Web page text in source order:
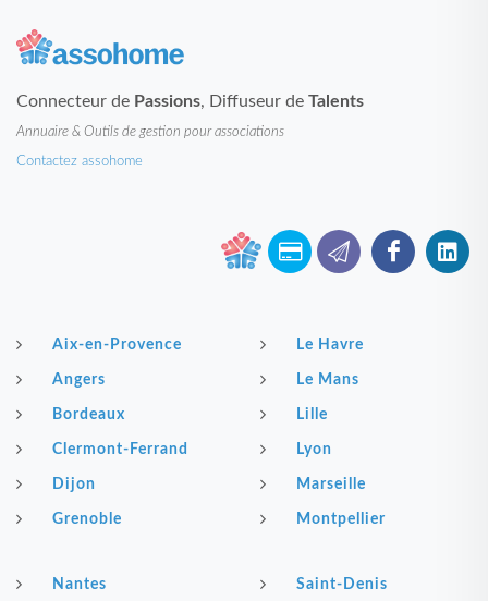
Connecteur de Passions, Diffuseur de Talents
Annuaire & Outils de gestion pour associations
Contactez assohome
Aix-en-Provence
Angers
Bordeaux
Clermont-Ferrand
Dijon
Grenoble
Le Havre
Le Mans
Lille
Lyon
Marseille
Montpellier
Nantes Saint-Denis